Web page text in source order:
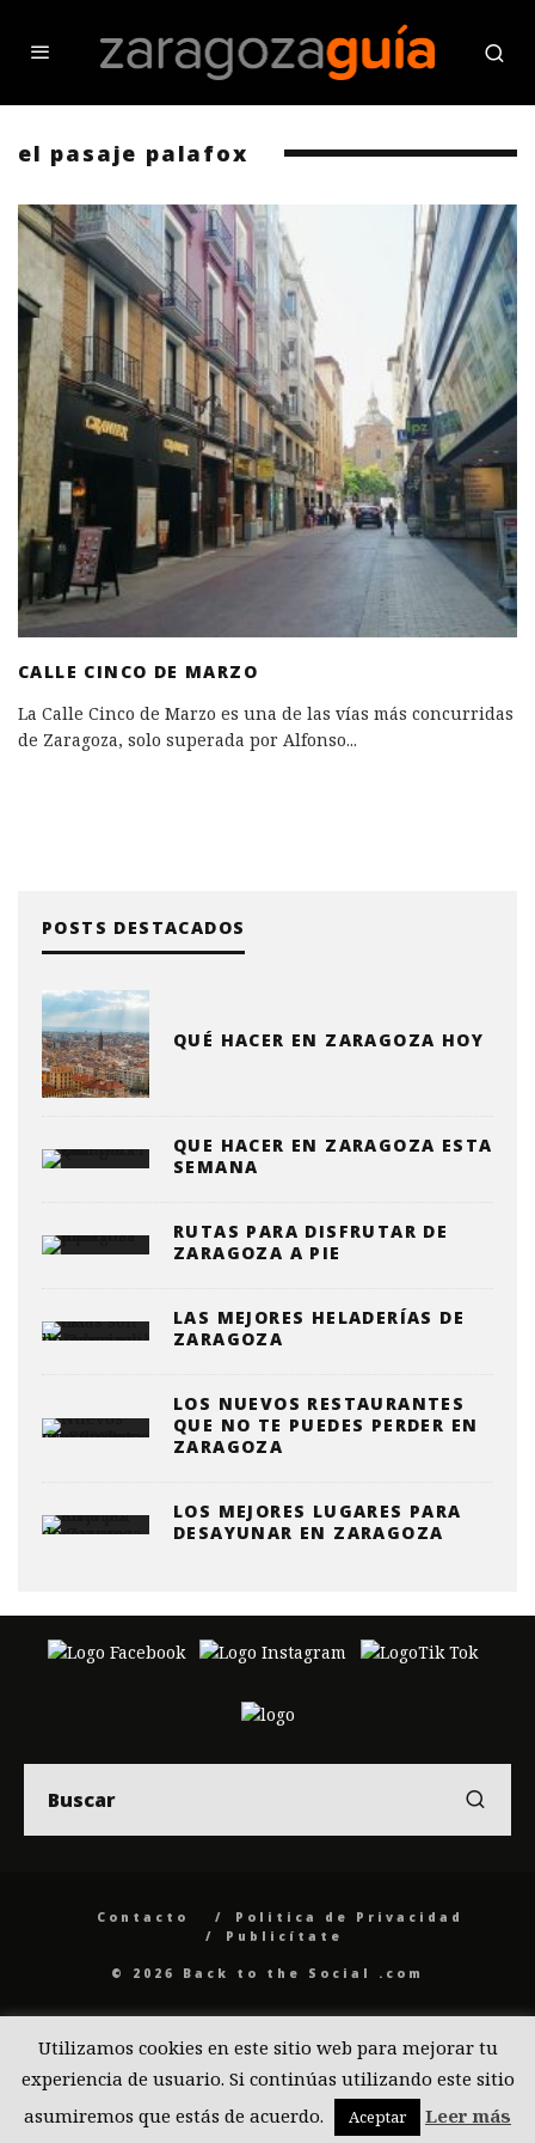
el pasaje palafox
CALLE CINCO DE MARZO
La Calle Cinco de Marzo es una de las vías más concurridas
de Zaragoza, solo superada por Alfonso...
POSTS DESTACADOS
QUÉ HACER EN ZARAGOZA HOY
QUE HACER EN ZARAGOZA ESTA
SEMANA
RUTAS PARA DISFRUTAR DE
ZARAGOZA A PIE
LAS MEJORES HELADERÍAS DE
ZARAGOZA
LOS NUEVOS RESTAURANTES
QUE NO TE PUEDES PERDER EN
ZARAGOZA
LOS MEJORES LUGARES PARA
DESAYUNAR EN ZARAGOZA
Contacto
Politica de Privacidad
Publicítate
© 2026 Back to the Social .com
Utilizamos cookies en este sitio web para mejorar tu
experiencia de usuario. Si continúas utilizando este sitio
asumiremos que estás de acuerdo.
Aceptar Leer más